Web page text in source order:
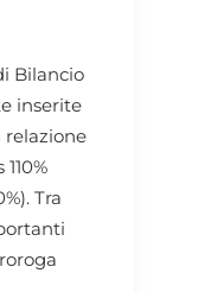
Bilancio
inserite
relazione
Tra